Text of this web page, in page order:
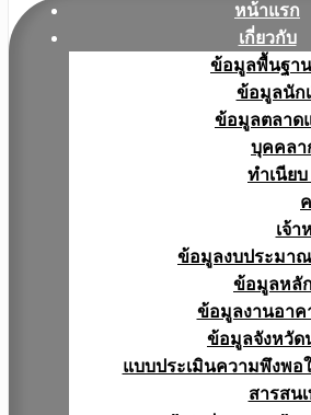
หน้าแรก
เกี่ยวกับ
ข้อมูลพื้นฐา
ข้อมูลนัก
ข้อมูลตลาด
บุคคลา
ทำเนีย
เจ้า
ข้อมูลงบประมาณ
ข้อมูลหลั
ข้อมูลงานอาค
ข้อมูลจังหวัด
แบบประเมินความพึงพอ
สารสน